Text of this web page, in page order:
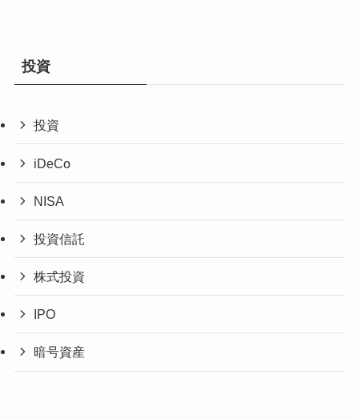
投資
投資
iDeCo
NISA
投資信託
株式投資
IPO
暗号資産